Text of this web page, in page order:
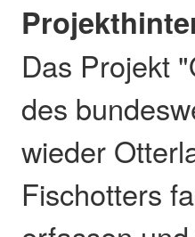
Das Projekt
des
wieder
Fischotters